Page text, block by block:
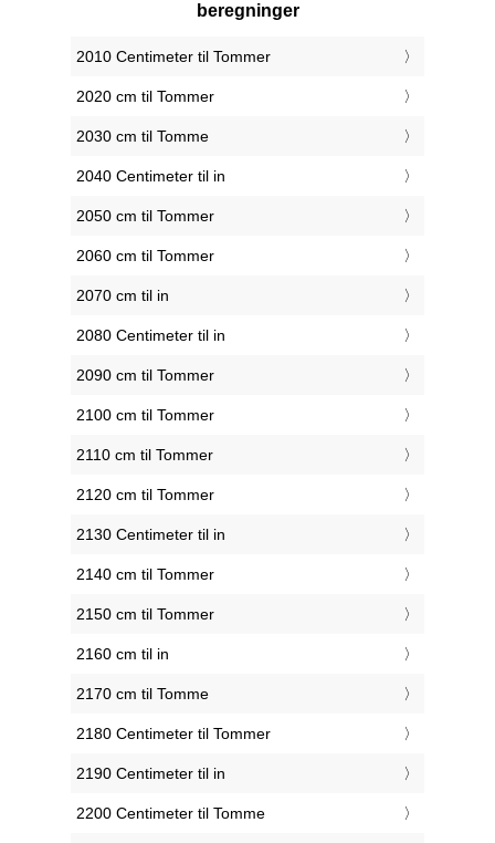
beregninger
2010 Centimeter til Tommer
2020 cm til Tommer
2030 cm til Tomme
2040 Centimeter til in
2050 cm til Tommer
2060 cm til Tommer
2070 cm til in
2080 Centimeter til in
2090 cm til Tommer
2100 cm til Tommer
2110 cm til Tommer
2120 cm til Tommer
2130 Centimeter til in
2140 cm til Tommer
2150 cm til Tommer
2160 cm til in
2170 cm til Tomme
2180 Centimeter til Tommer
2190 Centimeter til in
2200 Centimeter til Tomme